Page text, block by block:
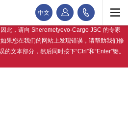
中文
此，请向 Sheremetyevo-Cargo JSC 的专家
果您在我们的网站上发现错误，请帮助我们修
文本部分，然后同时按下“Ctrl”和“Enter”键。